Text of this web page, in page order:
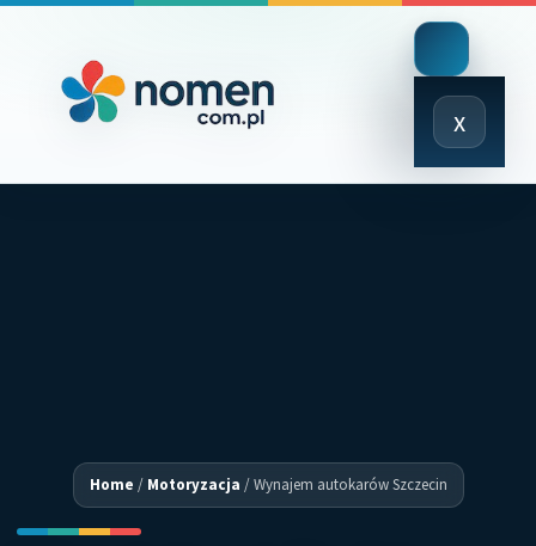
x
Close
Menu
Home / Motoryzacja /Wynajem autokarów Szczecin